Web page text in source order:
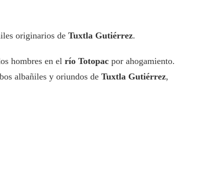
originarios de Tuxtla Gutiérrez.
hombres en el río Totopac por ahogamiento.
albañiles y oriundos de Tuxtla Gutiérrez,